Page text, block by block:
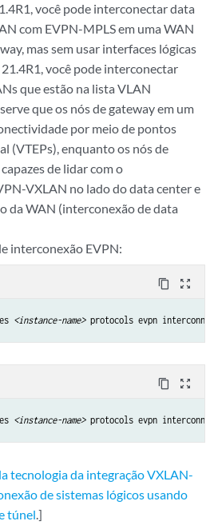
você pode interconectar data
com EVPN-MPLS em uma WAN
mas sem usar interfaces lógicas
você pode interconectar
que estão na lista VLAN
que os nós de gateway em um
por meio de pontos
(VTEPs), enquanto os nós de
de lidar com o
VXLAN no lado do data center e
da WAN (interconexão de data
interconexão EVPN:
content_copy zoom_out_map
<instance-name> protocols evpn
content_copy zoom_out_map
<instance-name> protocols evpn
tecnologia da integração VXLAN-
de sistemas lógicos usando
túnel.]